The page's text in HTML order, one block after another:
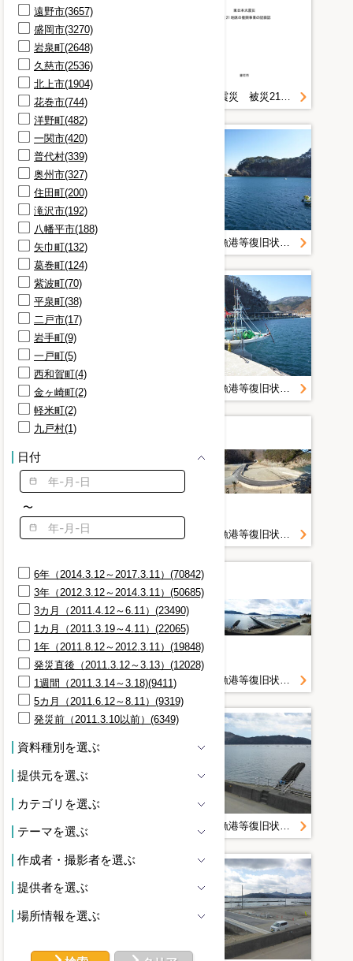
作業員(2217)
津波(2190)
被災状況(2172)
遠野市(3657)
盛岡市(3270)
岩泉町(2648)
久慈市(2536)
北上市(1904)
花巻市(744)
洋野町(482)
一関市(420)
普代村(339)
奥州市(327)
住田町(200)
滝沢市(192)
八幡平市(188)
矢巾町(132)
葛巻町(124)
紫波町(70)
平泉町(38)
二戸市(17)
岩手町(9)
一戸町(5)
西和賀町(4)
金ヶ崎町(2)
軽米町(2)
九戸村(1)
日付
〜
6年（2014.3.12～2017.3.11）(70842)
3年（2012.3.12～2014.3.11）(50685)
3カ月（2011.4.12～6.11）(23490)
1カ月（2011.3.19～4.11）(22065)
1年（2011.8.12～2012.3.11）(19848)
発災直後（2011.3.12～3.13）(12028)
1週間（2011.3.14～3.18)(9411)
5カ月（2011.6.12～8.11）(9319)
発災前（2011.3.10以前）(6349)
資料種別を選ぶ
提供元を選ぶ
カテゴリを選ぶ
テーマを選ぶ
作成者・撮影者を選ぶ
提供者を選ぶ
場所情報を選ぶ
東日本大震災 被災21地区の復興事業の記録誌 １／８
宮古管内漁港等復旧状況定点写真＿Ｈ２８．２月＿重茂漁港
宮古管内漁港等復旧状況定点写真＿Ｈ２８．２月＿重茂漁港
宮古管内漁港等復旧状況定点写真＿Ｈ２８．２月＿重茂漁港
宮古管内漁港等復旧状況定点写真＿Ｈ２８．２月＿大沢漁港 宮古管内漁港等復旧状況定点写真＿Ｈ２８．２月＿大沢漁港
宮古管内漁港等復旧状況定点写真＿Ｈ２８．２月＿大沢漁港